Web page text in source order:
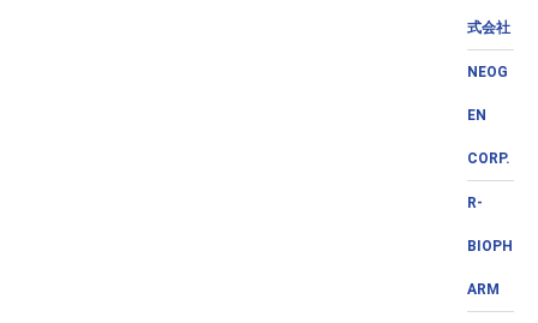
式会社
NEOG
EN
CORP.
R-
BIOPH
ARM